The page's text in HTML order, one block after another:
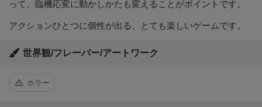
って、臨機応変に動かしかたも変えることがポイントです。
アクションひとつに個性が出る、とても楽しいゲームです。
世界観/フレーバー/アートワーク
ホラー